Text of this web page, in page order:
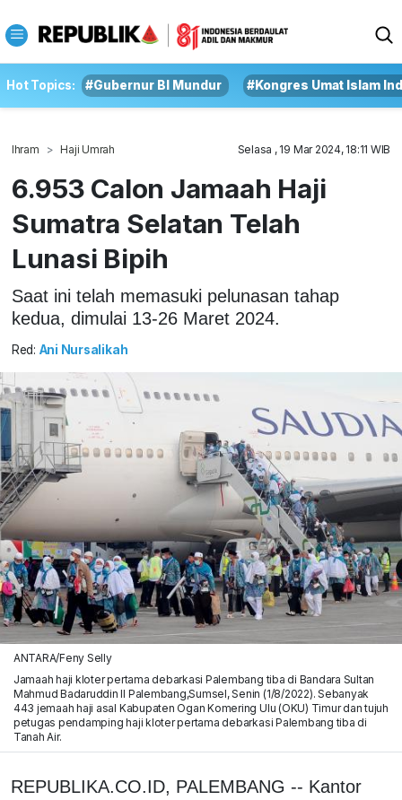
Hot Topics: #Gubernur BI Mundur #Kongres Umat Islam
Ihram Haji Umrah Selasa , 19 Mar 2024, 18:11 WIB
6.953 Calon Jamaah Haji
Sumatra Selatan Telah
Lunasi Bipih
Saat ini telah memasuki pelunasan tahap
kedua, dimulai 13-26 Maret 2024.
Red: Ani Nursalikah
ANTARA/Feny Selly
Jamaah haji kloter pertama debarkasi Palembang tiba di Bandara Sultan
Mahmud Badaruddin II Palembang,Sumsel, Senin (1/8/2022). Sebanyak
443 jemaah haji asal Kabupaten Ogan Komering Ulu (OKU) Timur dan tujuh
petugas pendamping haji kloter pertama debarkasi Palembang tiba di
Tanah Air.
REPUBLIKA.CO.ID, PALEMBANG -- Kantor